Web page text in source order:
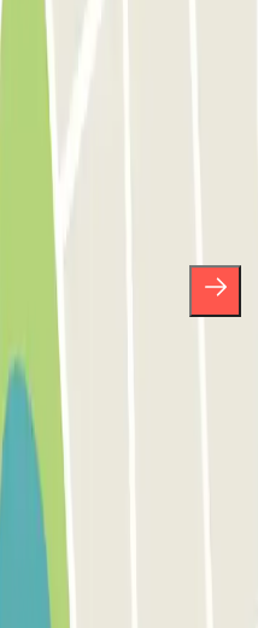
en
verrassingen.
Privacybeleid voor het
van Parclick. Zonder
wanneer u maar wilt in